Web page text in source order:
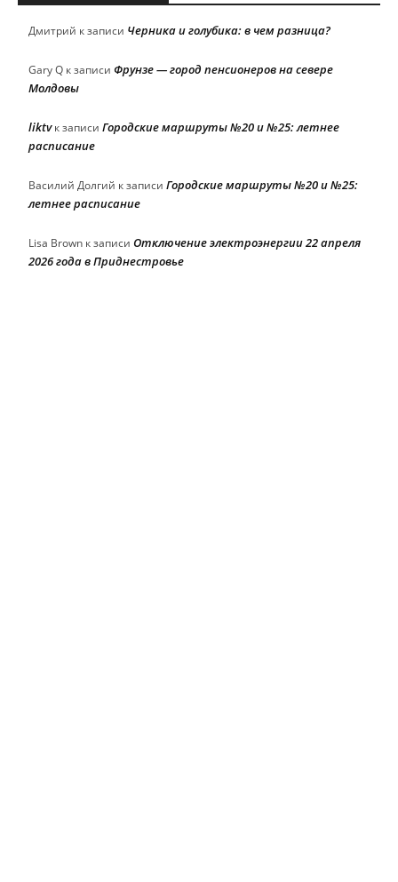
Дмитрий к записи Черника и голубика: в чем разница?
Gary Q к записи Фрунзе — город пенсионеров на севере
Молдовы
liktvк записи Городские маршруты №20 и №25: летнее
расписание
Василий Долгий к записи Городские маршруты №20 и №25:
летнее расписание
Lisa Brown к записи Отключение электроэнергии 22 апреля
2026 года в Приднестровье